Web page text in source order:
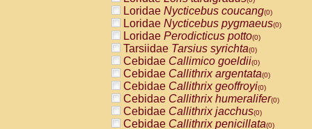
AtelidaeLagothrix lagothricha cana
PitheciidaeCacajao calvus
PitheciidaeCallicebus cupreus
PitheciidaeCallicebus donacophilus
PitheciidaeCallicebus moloch
PitheciidaeCallicebus torquatus
PitheciidaeCallicebusspp.(0)
PitheciidaeChiropotes satanas(0)
PitheciidaePithecia monachus
PitheciidaePithecia pithecia(0)
Loridae Nycticebus coucang(0)
Loridae Nycticebus pygmaeus(0)
Loridae Perodicticus potto(0)
Tarsiidae Tarsius syrichta(0)
Cebidae Callimico goeldii(0)
Cebidae Callithrix argentata(0)
Cebidae Callithrix geoffroyi(0)
Cebidae Callithrix humeralifer(0)
Cebidae Callithrix jacchus(0)
Cebidae Callithrix penicillata(0)